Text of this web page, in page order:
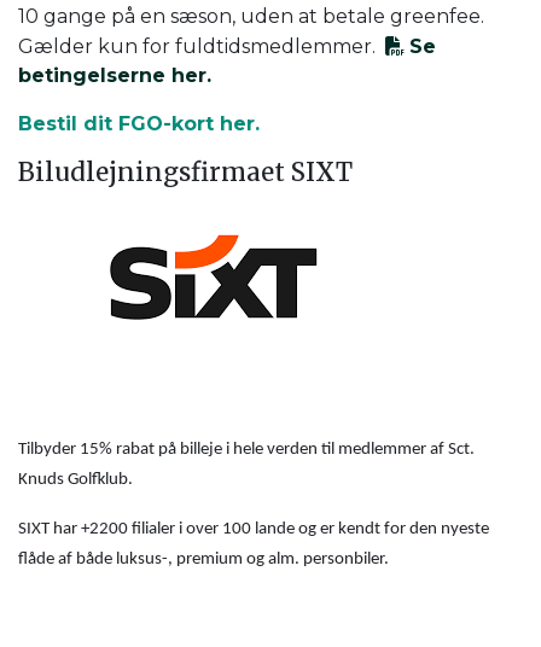
10 gange på en sæson, uden at betale greenfee.
Gælder kun for fuldtidsmedlemmer.
Se
betingelserne her.
Bestil dit FGO-kort her.
Biludlejningsfirmaet SIXT
Tilbyder 15% rabat på billeje i hele verden til medlemmer af Sct.
Knuds Golfklub.
SIXT har +2200 filialer i over 100 lande og er kendt for den nyeste
flåde af både luksus-, premium og alm. personbiler.